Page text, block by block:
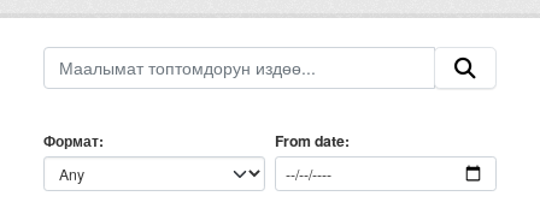
Формат From date